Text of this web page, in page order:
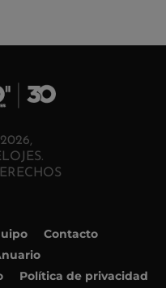
Contacto
Política de privacidad